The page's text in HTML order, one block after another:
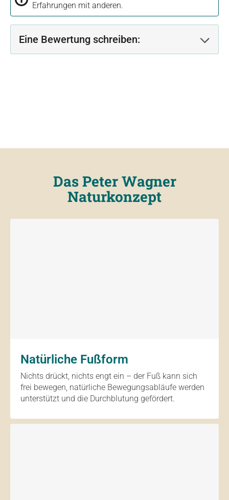
Erfahrungen mit anderen.
Eine Bewertung schreiben:
Das Peter Wagner
Naturkonzept
Natürliche Fußform
Nichts drückt, nichts engt ein – der Fuß kann sich
frei bewegen, natürliche Bewegungsabläufe werden
unterstützt und die Durchblutung gefördert.